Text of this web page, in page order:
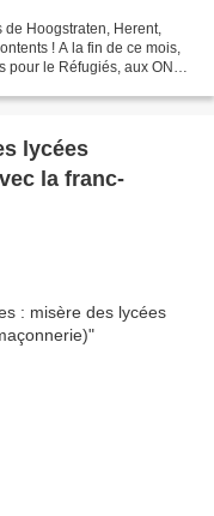
Hoogstraten, Herent,
! A la fin de ce mois,
le Réfugiés, aux ONG
lycées
la franc-